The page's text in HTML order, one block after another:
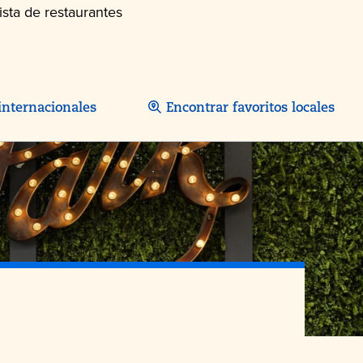
de restaurantes
Encontrar favoritos locales